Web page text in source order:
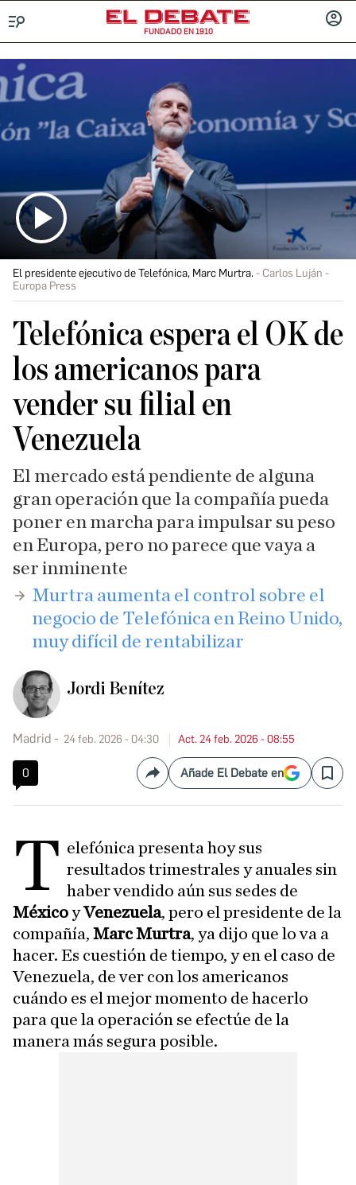
FUNDADO EN 1910
El presidente ejecutivo de Telefónica, Marc Murtra.
Carlos Luján -
Europa Press
Telefónica espera el OK de
los americanos para
vender su filial en
Venezuela
El mercado está pendiente de alguna
gran operación que la compañía pueda
poner en marcha para impulsar su peso
en Europa, pero no parece que vaya a
ser inminente
Murtra aumenta el control sobre el
negocio de Telefónica en Reino Unido,
muy difícil de rentabilizar
Jordi Benítez
Madrid 24 feb. 2026 - 04:30 Act. 24 feb. 2026 - 08:55
0 CompartirAñade El Debate en Save
T elefónica presenta hoy sus
resultados trimestrales y anuales sin
haber vendido aún sus sedes de
MéxicoyVenezuela, pero el presidente de la
compañía, Marc Murtra, ya dijo que lo va a
hacer. Es cuestión de tiempo, y en el caso de
Venezuela, de ver con los americanos
cuándo es el mejor momento de hacerlo
para que la operación se efectúe de la
manera más segura posible.